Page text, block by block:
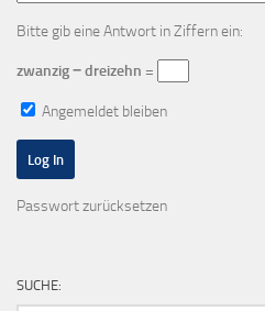
Bitte gib eine Antwort in Ziffern ein:
zwanzig − dreizehn =
Angemeldet bleiben
Passwort zurücksetzen
SUCHE: